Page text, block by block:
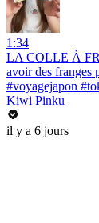
1:34
LA COLLE À
avoir des franges
#voyagejapon
Kiwi Pinku
il y a 6 jours